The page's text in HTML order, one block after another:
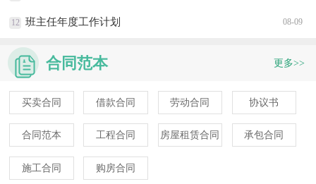
12 08-09
班主任年度工作计划
合同范本 更多>>
买卖合同 借款合同 劳动合同 协议书
合同范本 工程合同 房屋租赁合同 承包合同
施工合同 购房合同